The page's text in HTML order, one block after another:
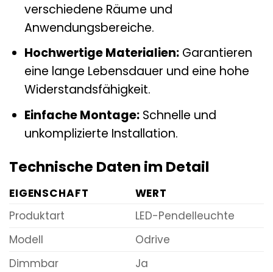
verschiedene Räume und
Anwendungsbereiche.
Hochwertige Materialien:Garantieren
eine lange Lebensdauer und eine hohe
Widerstandsfähigkeit.
Einfache Montage:Schnelle und
unkomplizierte Installation.
Technische Daten im Detail
EIGENSCHAFT
WERT
Produktart
LED-Pendelleuchte
Modell
Odrive
Dimmbar
Ja